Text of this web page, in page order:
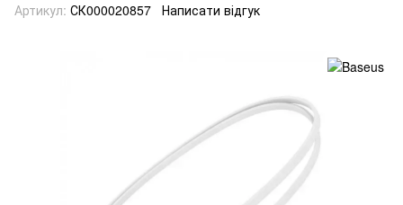
Артикул: СК000020857 Написати відгук